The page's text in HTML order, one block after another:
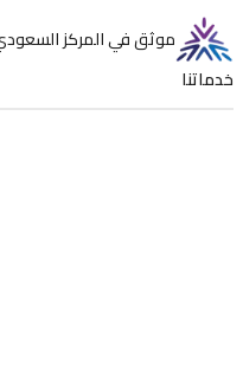
موثق في المركز
خدماتنا